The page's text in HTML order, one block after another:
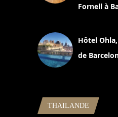
Fornell à
Hôtel
de
THAILANDE